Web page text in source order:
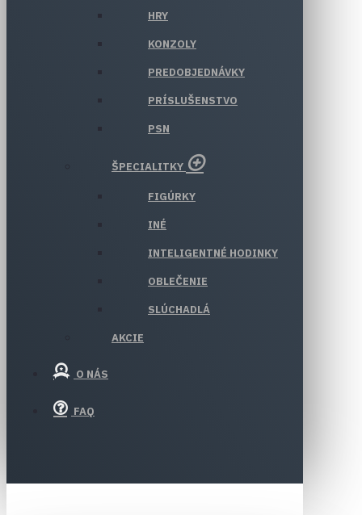
HRY
KONZOLY
PREDOBJEDNÁVKY
PRÍSLUŠENSTVO
PSN
ŠPECIALITKY
FIGÚRKY
INÉ
INTELIGENTNÉ HODINKY
OBLEČENIE
SLÚCHADLÁ
AKCIE
O NÁS
FAQ